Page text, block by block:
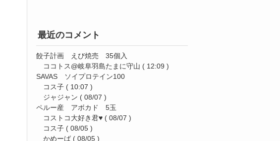
最近のコメント
餃子計画 えび焼売 35個入
ココトス@岐阜羽島たまに守山 ( 12:09 )
SAVAS ソイプロテイン100
コス子 ( 10:07 )
ジャジャン ( 08/07 )
ペルー産 アボカド 5玉
コストコ大好き君♥️ ( 08/07 )
コス子 ( 08/05 )
かめーば ( 08/05 )